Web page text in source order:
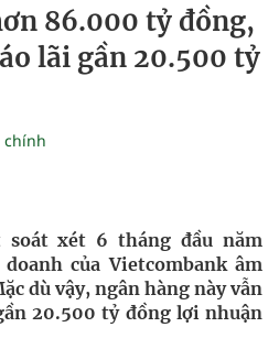
86.000 tỷ đồng,
lãi gần 20.500 tỷ
chính
soát xét 6 tháng đầu năm
của Vietcombank âm
dù vậy, ngân hàng này vẫn
20.500 tỷ đồng lợi nhuận